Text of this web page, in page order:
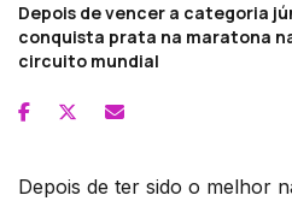
Depois de vencer a categoria
conquista prata na maratona
circuito mundial
Depois de ter sido o melhor